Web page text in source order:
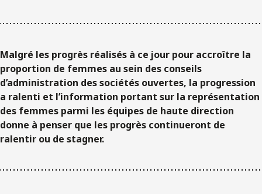
Malgré les progrès réalisés à ce jour pour accroître la
proportion de femmes au sein des conseils
d’administration des sociétés ouvertes, la progression
a ralenti et l’information portant sur la représentation
des femmes parmi les équipes de haute direction
donne à penser que les progrès continueront de
ralentir ou de stagner.